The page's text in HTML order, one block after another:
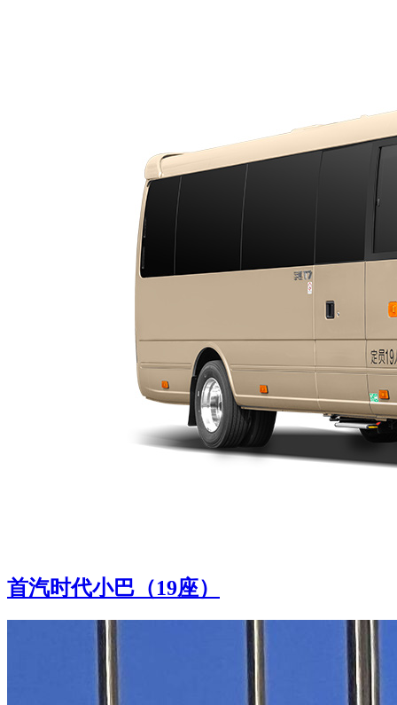
首汽时代小巴（19座）